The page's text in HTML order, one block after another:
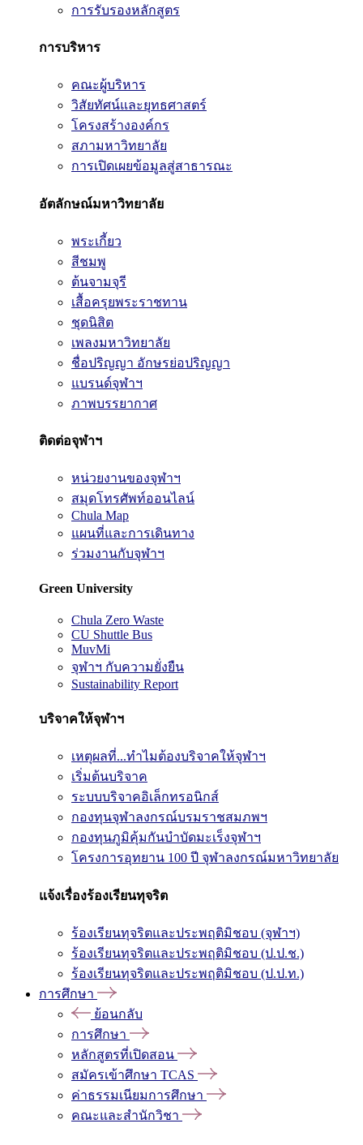
การรับรองหลักสูตร
การบริหาร
คณะผู้บริหาร
วิสัยทัศน์และยุทธศาสตร์
โครงสร้างองค์กร
สภามหาวิทยาลัย
การเปิดเผยข้อมูลสู่สาธารณะ
อัตลักษณ์มหาวิทยาลัย
พระเกี้ยว
สีชมพู
ต้นจามจุรี
เสื้อครุยพระราชทาน
ชุดนิสิต
เพลงมหาวิทยาลัย
ชื่อปริญญา อักษรย่อปริญญา
แบรนด์จุฬาฯ
ภาพบรรยากาศ
ติดต่อจุฬาฯ
หน่วยงานของจุฬาฯ
สมุดโทรศัพท์ออนไลน์
Chula Map
แผนที่และการเดินทาง
ร่วมงานกับจุฬาฯ
Green University
Chula Zero Waste
CU Shuttle Bus
MuvMi
จุฬาฯ กับความยั่งยืน
Sustainability Report
บริจาคให้จุฬาฯ
เหตุผลที่...ทำไมต้องบริจาคให้จุฬาฯ
เริ่มต้นบริจาค
ระบบบริจาคอิเล็กทรอนิกส์
กองทุนจุฬาลงกรณ์บรมราชสมภพฯ
กองทุนภูมิคุ้มกันบำบัดมะเร็งจุฬาฯ
โครงการอุทยาน 100 ปี จุฬาลงกรณ์มหาวิทยาลัย
แจ้งเรื่องร้องเรียนทุจริต
ร้องเรียนทุจริตและประพฤติมิชอบ (จุฬาฯ)
ร้องเรียนทุจริตและประพฤติมิชอบ (ป.ป.ช.)
ร้องเรียนทุจริตและประพฤติมิชอบ (ป.ป.ท.)
การศึกษา
ย้อนกลับ
การศึกษา
หลักสูตรที่เปิดสอน
สมัครเข้าศึกษา TCAS
ค่าธรรมเนียมการศึกษา
คณะและสำนักวิชา